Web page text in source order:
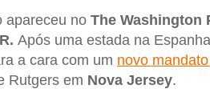
apareceu no The Washington
Após uma estada na
a cara com um novo
Rutgers em Nova Jersey.